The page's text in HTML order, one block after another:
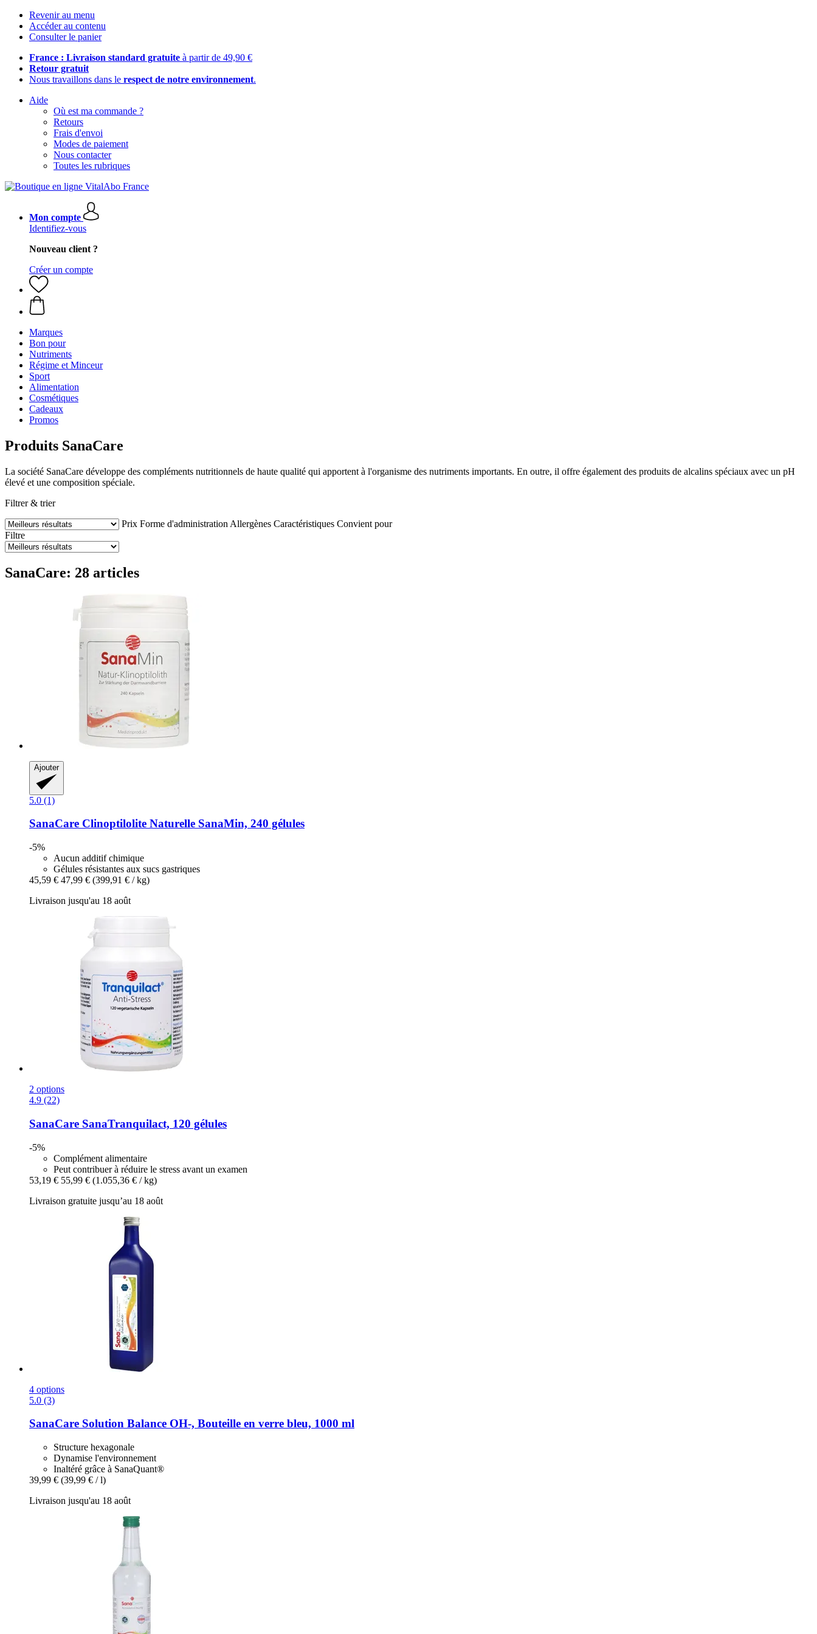
Revenir au menu
Accéder au contenu
Consulter le panier
France : Livraison standard gratuite à partir de 49,90 €
Retour gratuit
Nous travaillons dans le respect de notre environnement.
Aide
Où est ma commande ?
Retours
Frais d'envoi
Modes de paiement
Nous contacter
Toutes les rubriques
Mon compte
Identifiez-vous
Nouveau client ?
Créer un compte
Marques
Bon pour
Nutriments
Régime et Minceur
Sport
Alimentation
Cosmétiques
Cadeaux
Promos
Produits SanaCare
La société SanaCare développe des compléments nutritionnels de haute qualité qui apportent à l'organisme des nutriments importants. En outre, il offre également des produits de alcalins spéciaux avec un pH
élevé et une composition spéciale.
Filtrer & trier
Prix Forme d'administration Allergènes Caractéristiques Convient pour
Filtre
SanaCare: 28 articles
Ajouter
5.0 (1)
SanaCare Clinoptilolite Naturelle SanaMin, 240 gélules
-5%
Aucun additif chimique
Gélules résistantes aux sucs gastriques
45,59 € 47,99 € (399,91 € / kg)
Livraison jusqu'au 18 août
2 options
4.9 (22)
SanaCare SanaTranquilact, 120 gélules
-5%
Complément alimentaire
Peut contribuer à réduire le stress avant un examen
53,19 € 55,99 € (1.055,36 € / kg)
Livraison gratuite jusqu’au 18 août
4 options
5.0 (3)
SanaCare Solution Balance OH-​, Bouteille en verre bleu, 1000 ml
Structure hexagonale
Dynamise l'environnement
Inaltéré grâce à SanaQuant®
39,99 € (39,99 € / l)
Livraison jusqu'au 18 août